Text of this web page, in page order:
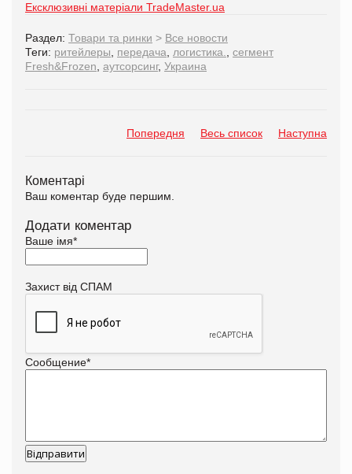
Ексклюзивні матеріали TradeMaster.ua
Раздел: Товари та ринки > Все новости
Теги: ритейлеры, передача, логистика., сегмент
Fresh&Frozen, аутсорсинг, Украина
Попередня Весь список Наступна
Коментарі
Ваш коментар буде першим.
Додати коментар
Ваше імя*
Захист від СПАМ
Сообщение*